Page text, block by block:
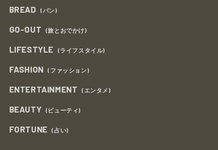
BREAD (パン)
GO-OUT (旅とおでかけ)
LIFESTYLE (ライフスタイル)
FASHION (ファッション)
ENTERTAINMENT (エンタメ)
BEAUTY (ビューティ)
FORTUNE (占い)